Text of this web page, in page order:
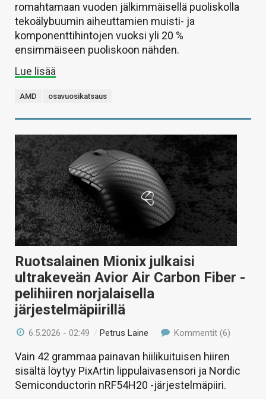
romahtamaan vuoden jälkimmäisellä puoliskolla
tekoälybuumin aiheuttamien muisti- ja
komponenttihintojen vuoksi yli 20 %
ensimmäiseen puoliskoon nähden.
Lue lisää
AMD osavuosikatsaus
Ruotsalainen Mionix julkaisi
ultrakeveän Avior Air Carbon Fiber -
pelihiiren norjalaisella
järjestelmäpiirillä
6.5.2026 - 02:49 / Petrus Laine Kommentit (6)
Vain 42 grammaa painavan hiilikuituisen hiiren
sisältä löytyy PixArtin lippulaivasensori ja Nordic
Semiconductorin nRF54H20 -järjestelmäpiiri.